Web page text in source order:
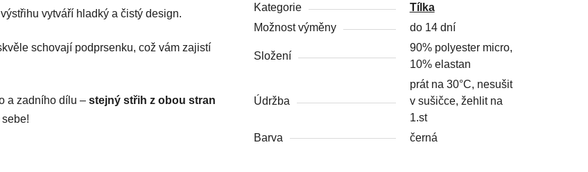
vytváří hladký a čistý design.
schovají podprsenku, což vám zajistí
a zadního dílu – stejný střih z obou stran
Kategorie
Tílka
Možnost výměny
do 14 dní
Složení
90% polyester micro,
10% elastan
Údržba
prát na 30°C, nesušit
v sušičce, žehlit na
1.st
Barva
černá